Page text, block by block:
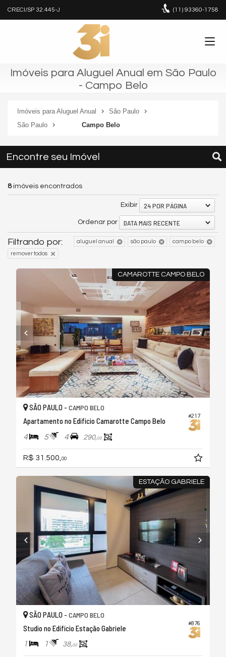
CRECI/SP 32.445-J (11) 93360-1758
Imóveis para Aluguel Anual em São Paulo
- Campo Belo
Imóveis para Aluguel Anual
São Paulo
São Paulo
Campo Belo
Encontre seu Imóvel
8imóveis encontrados
Exibir 24 POR PÁGINA
Ordenar por DATA MAIS RECENTE
Filtrando por: aluguel anual são paulo campo belo
remover todos
CAMAROTTE CAMPO BELO
#217
SÃO PAULO - CAMPO BELO
Apartamento no Edifício Camarotte Campo Belo
4 5 4 290,00
R$ 31.500, 00
ESTAÇÃO GABRIELE
#876
SÃO PAULO - CAMPO BELO
Studio no Edifício Estação Gabriele
1 1 38,00